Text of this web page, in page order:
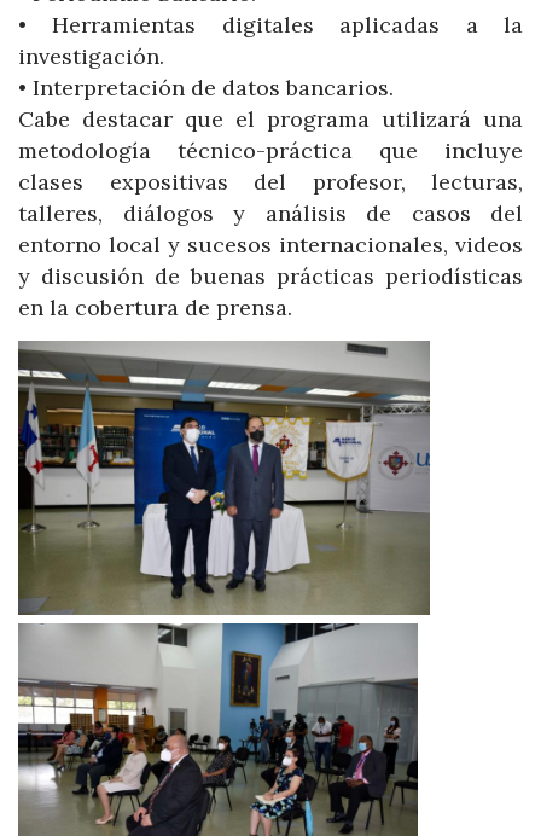
• Herramientas digitales aplicadas a la
investigación.
• Interpretación de datos bancarios.
Cabe destacar que el programa utilizará una
metodología técnico-práctica que incluye
clases expositivas del profesor, lecturas,
talleres, diálogos y análisis de casos del
entorno local y sucesos internacionales, videos
y discusión de buenas prácticas periodísticas
en la cobertura de prensa.